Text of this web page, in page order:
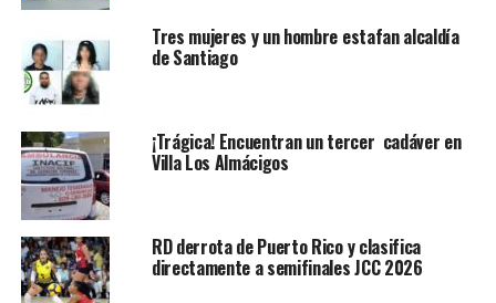
Tres mujeres y un hombre estafan alcaldía
de Santiago
¡Trágica! Encuentran un tercer cadáver en
Villa Los Almácigos
RD derrota de Puerto Rico y clasifica
directamente a semifinales JCC 2026